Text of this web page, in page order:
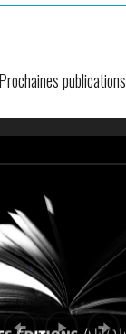
Prochaines publications